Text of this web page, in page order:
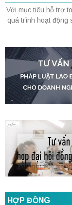
Với mục tiêu hỗ trợ
quá trình hoạt động
HỢP ĐỒNG